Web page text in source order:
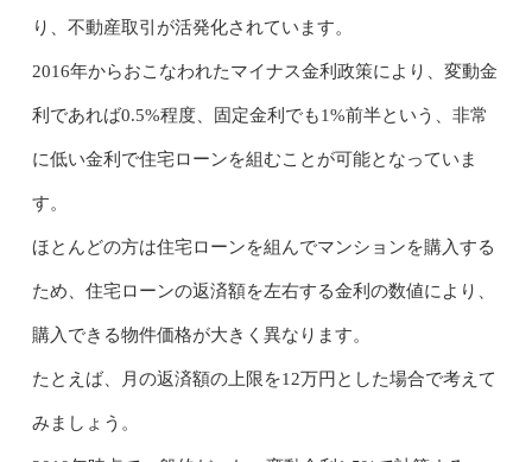
り、不動産取引が活発化されています。
2016年からおこなわれたマイナス金利政策により、変動金
利であれば0.5%程度、固定金利でも1%前半という、非常
に低い金利で住宅ローンを組むことが可能となっていま
す。
ほとんどの方は住宅ローンを組んでマンションを購入する
ため、住宅ローンの返済額を左右する金利の数値により、
購入できる物件価格が大きく異なります。
たとえば、月の返済額の上限を12万円とした場合で考えて
みましょう。